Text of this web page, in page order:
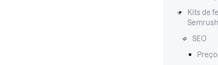
Kits de
Semrush
SEO